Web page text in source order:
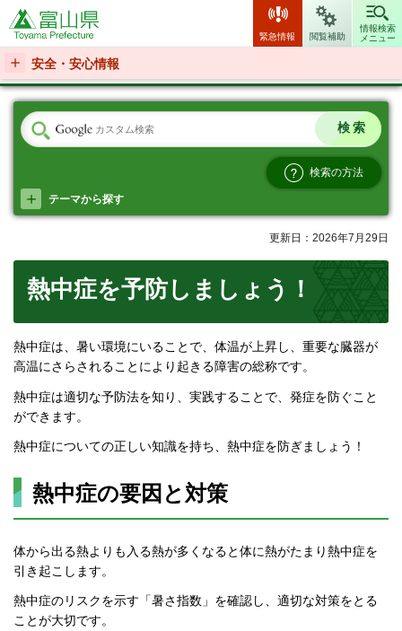
富山県
緊急情報 閲覧補助
情報検索
メニュー
安全・安心情報
検索の方法
テーマから探す
更新日：2026年7月29日
熱中症を予防しましょう！
熱中症は、暑い環境にいることで、体温が上昇し、重要な臓器が
高温にさらされることにより起きる障害の総称です。
熱中症は適切な予防法を知り、実践することで、発症を防ぐこと
ができます。
熱中症についての正しい知識を持ち、熱中症を防ぎましょう！
熱中症の要因と対策
体から出る熱よりも入る熱が多くなると体に熱がたまり熱中症を
引き起こします。
熱中症のリスクを示す「暑さ指数」を確認し、適切な対策をとる
ことが大切です。